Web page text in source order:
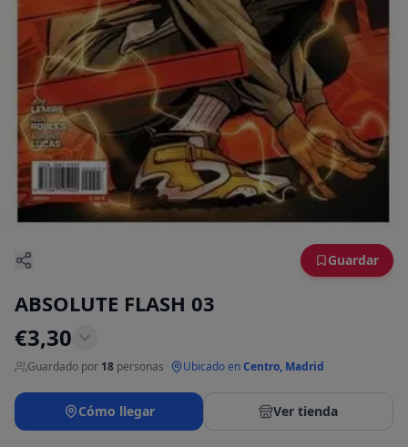
Guardar
ABSOLUTE FLASH 03
€3,30
Guardado por 18 personas Ubicado enCentro, Madrid
Cómo llegar Ver tienda